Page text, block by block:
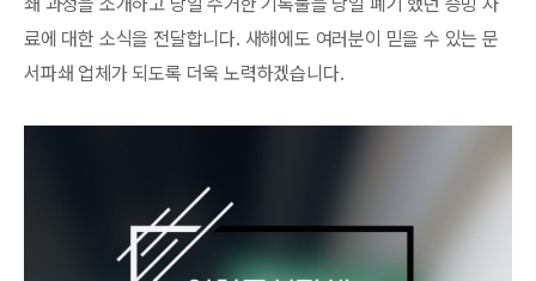
료에 대한 소식을 전달합니다. 새해에도 여러분이 믿을 수 있는 문
서파쇄 업체가 되도록 더욱 노력하겠습니다.